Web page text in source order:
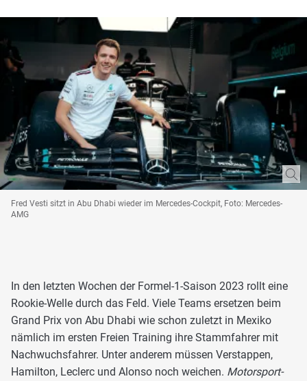
Fred Vesti sitzt in Abu Dhabi wieder im Mercedes-Cockpit, Foto: Mercedes-
AMG
In den letzten Wochen der Formel-1-Saison 2023 rollt eine
Rookie-Welle durch das Feld. Viele Teams ersetzen beim
Grand Prix von Abu Dhabi wie schon zuletzt in Mexiko
nämlich im ersten Freien Training ihre Stammfahrer mit
Nachwuchsfahrer. Unter anderem müssen Verstappen,
Hamilton, Leclerc und Alonso noch weichen. Motorsport-